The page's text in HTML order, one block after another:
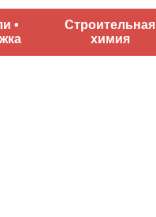
•
Строительная
химия